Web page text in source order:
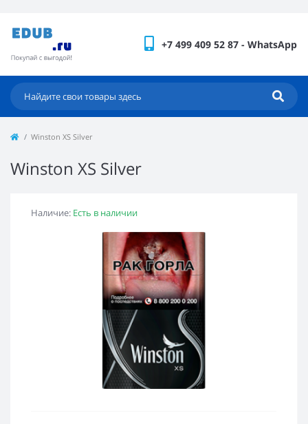
+7 499 409 52 87 - WhatsApp
Winston XS Silver
Winston XS Silver
Наличие: Есть в наличии